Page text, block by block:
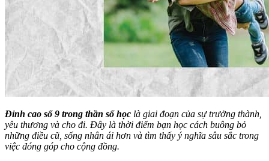
Đỉnh cao số 9 trong thần số học là giai đoạn của sự trưởng thành,
yêu thương và cho đi. Đây là thời điểm bạn học cách buông bỏ
những điều cũ, sống nhân ái hơn và tìm thấy ý nghĩa sâu sắc trong
việc đóng góp cho cộng đồng.